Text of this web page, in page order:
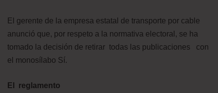
El gerente de la empresa estatal de transporte por cable
anunció que, por respeto a la normativa electoral, se ha
tomado la decisión de retirar todas las publicaciones con
el monosílabo Sí.
El reglamento